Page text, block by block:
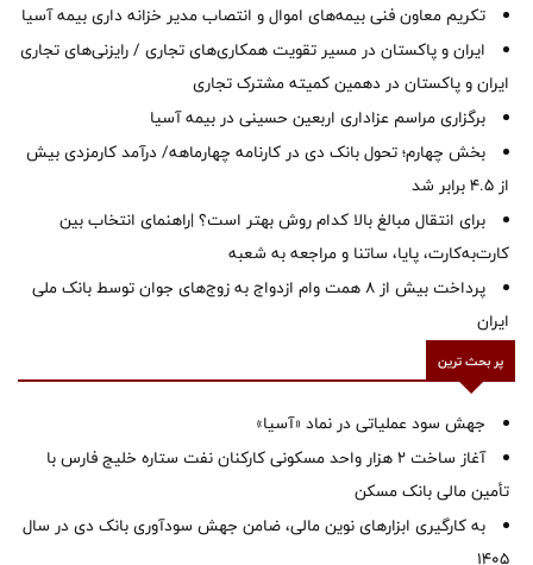
تکریم معاون فنی بیمه‌های اموال و انتصاب مدیر خزانه داری بیمه آسیا
ایران و پاکستان در مسیر تقویت همکاری‌های تجاری / رایزنی‌های تجاری
ایران و پاکستان در دهمین کمیته مشترک تجاری
برگزاری مراسم عزاداری اربعین حسینی در بیمه آسیا
بخش چهارم؛ تحول بانک دی در کارنامه چهارماهه/ درآمد کارمزدی بیش
از ۴.۵ برابر شد
برای انتقال مبالغ بالا کدام روش بهتر است؟ |راهنمای انتخاب بین
کارت‌به‌کارت، پایا، ساتنا و مراجعه به شعبه
پرداخت بیش از ۸ همت وام ازدواج به زوج‌های جوان توسط بانک ملی
ایران
پر بحث ترین
جهش سود عملیاتی در نماد «آسیا»
آغاز ساخت ۲ هزار واحد مسکونی کارکنان نفت ستاره خلیج فارس با
تأمین مالی بانک مسکن
به کارگیری ابزارهای نوین مالی، ضامن جهش سودآوری بانک دی در سال
1405